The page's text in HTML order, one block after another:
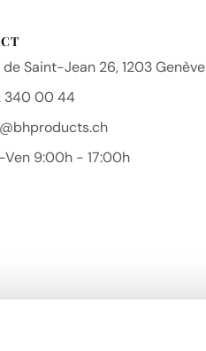
de Saint-Jean 26, 1203 Genève
340 00 44
Ven 9:00h - 17:00h